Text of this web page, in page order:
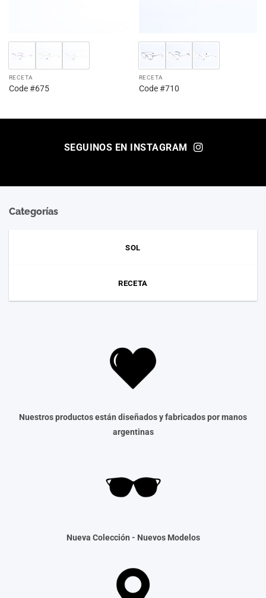
RECETA
Code #675
RECETA
Code #710
SEGUINOS EN INSTAGRAM
Categorías
SOL
RECETA
Nuestros productos están diseñados y fabricados por manos
argentinas
Nueva Colección - Nuevos Modelos